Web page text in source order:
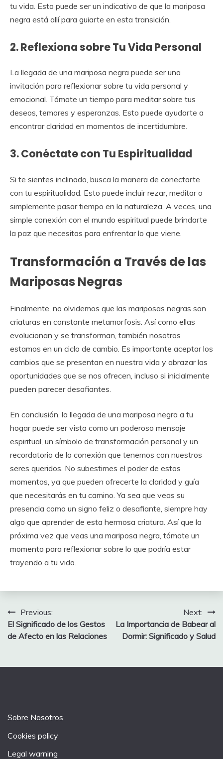
tu vida. Esto puede ser un indicativo de que la mariposa
negra está allí para guiarte en esta transición.
2. Reflexiona sobre Tu Vida Personal
La llegada de una mariposa negra puede ser una
invitación para reflexionar sobre tu vida personal y
emocional. Tómate un tiempo para meditar sobre tus
deseos, temores y esperanzas. Esto puede ayudarte a
encontrar claridad en momentos de incertidumbre.
3. Conéctate con Tu Espiritualidad
Si te sientes inclinado, busca la manera de conectarte
con tu espiritualidad. Esto puede incluir rezar, meditar o
simplemente pasar tiempo en la naturaleza. A veces, una
simple conexión con el mundo espiritual puede brindarte
la paz que necesitas para enfrentar lo que viene.
Transformación a Través de las
Mariposas Negras
Finalmente, no olvidemos que las mariposas negras son
criaturas en constante metamorfosis. Así como ellas
evolucionan y se transforman, también nosotros
estamos en un ciclo de cambio. Es importante aceptar los
cambios que se presentan en nuestra vida y abrazar las
oportunidades que se nos ofrecen, incluso si inicialmente
pueden parecer desafiantes.
En conclusión, la llegada de una mariposa negra a tu
hogar puede ser vista como un poderoso mensaje
espiritual, un símbolo de transformación personal y un
recordatorio de la conexión que tenemos con nuestros
seres queridos. No subestimes el poder de estos
momentos, ya que pueden ofrecerte la claridad y guía
que necesitarás en tu camino. Ya sea que veas su
presencia como un signo feliz o desafiante, siempre hay
algo que aprender de esta hermosa criatura. Así que la
próxima vez que veas una mariposa negra, tómate un
momento para reflexionar sobre lo que podría estar
trayendo a tu vida.
Post
navigation
Previous:
El Significado de los Gestos
de Afecto en las Relaciones
Next:
La Importancia de Babear al
Dormir: Significado y Salud
Sobre Nosotros
Cookies policy
Legal warning